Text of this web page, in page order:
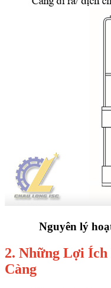
Nguyên lý
2. Những Lợi
Càng